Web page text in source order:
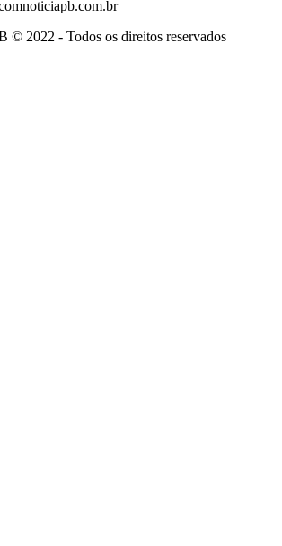
© 2022 - Todos os direitos reservados